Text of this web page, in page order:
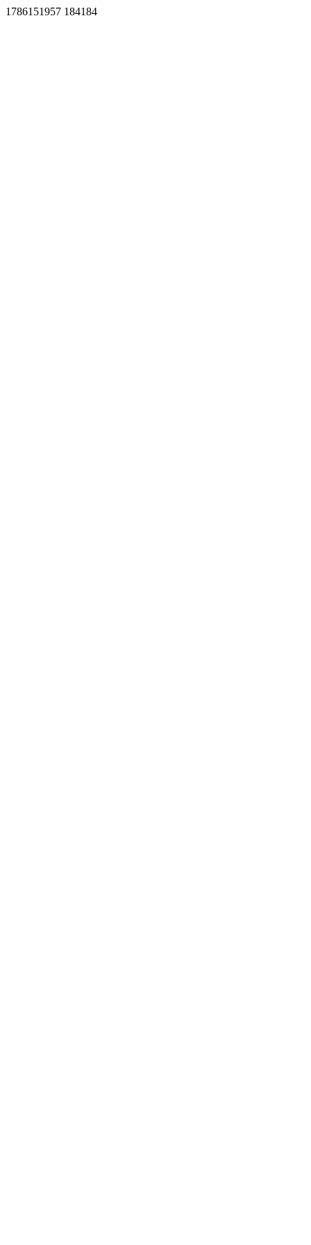
1786151957 184184